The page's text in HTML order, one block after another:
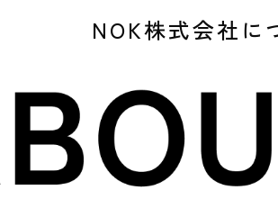
NOK株式会社に